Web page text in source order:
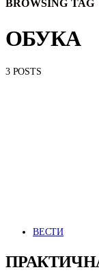
BROWSING TAG
ОБУКА
3 POSTS
ВЕСТИ